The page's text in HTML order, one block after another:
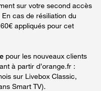
sur votre second accès
cas de résiliation du
appliqués pour cet
pour les nouveaux clients
à partir d’orange.fr :
sur Livebox Classic,
Smart TV).